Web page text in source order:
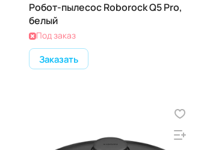
Робот-пылесос Roborock Q5 Pro,
белый
Под заказ
Заказать